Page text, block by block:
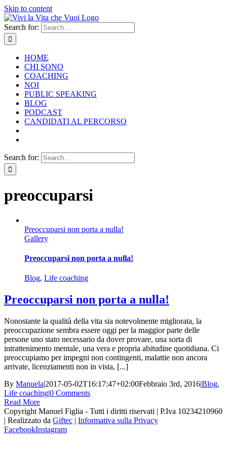
Skip to content
Search for:
HOME
CHI SONO
COACHING
NOI
PUBLIC SPEAKING
BLOG
PODCAST
CANDIDATI AL PERCORSO
Search for:
preoccuparsi
Preoccuparsi non porta a nulla!
Gallery
Preoccuparsi non porta a nulla!
Blog, Life coaching
Preoccuparsi non porta a nulla!
Nonostante la qualità della vita sia notevolmente migliorata, la
preoccupazione sembra essere oggi per la maggior parte delle
persone uno stato necessario da dover provare, una sorta di
intrattenimento mentale, una vera e propria abitudine quotidiana. Ci
preoccupiamo per impegni non contingenti, malattie non ancora
arrivate, licenziamenti non in vista, [...]
By Manuela|2017-05-02T16:17:47+02:00Febbraio 3rd, 2016|Blog,
Life coaching|0 Comments
Read More
Copyright Manuel Figlia - Tutti i diritti riservati | P.Iva 10234210960
| Realizzato da Giftec | Informativa sulla Privacy
FacebookInstagram